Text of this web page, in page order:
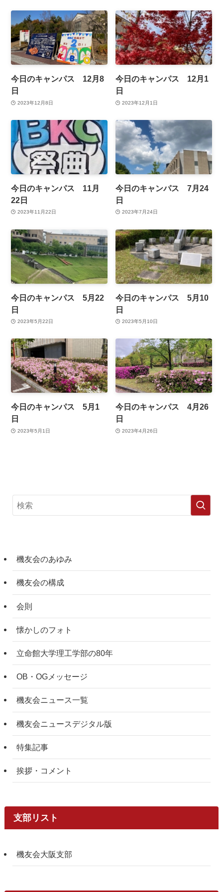
今日のキャンパス 12月8
日
2023年12月8日
今日のキャンパス 12月1
日
2023年12月1日
今日のキャンパス 11月
22日
2023年11月22日
今日のキャンパス 7月24
日
2023年7月24日
今日のキャンパス 5月22
日
2023年5月22日
今日のキャンパス 5月10
日
2023年5月10日
今日のキャンパス 5月1
日
2023年5月1日
今日のキャンパス 4月26
日
2023年4月26日
機友会のあゆみ
機友会の構成
会則
懐かしのフォト
立命館大学理工学部の80年
OB・OGメッセージ
機友会ニュース一覧
機友会ニュースデジタル版
特集記事
挨拶・コメント
支部リスト
機友会大阪支部